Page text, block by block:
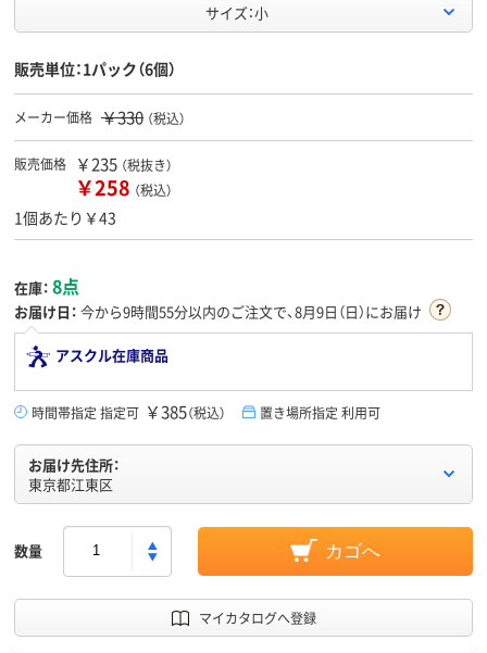
サイズ：小
販売単位：1パック（6個）
メーカー価格 ￥330 （税込）
販売価格 ￥235 （税抜き）
￥258 （税込）
1個あたり￥43
在庫： 8点
お届け日： 今から9時間55分以内のご注文で、8月9日（日）にお届け
アスクル在庫商品
時間帯指定 指定可 ￥385（税込） 置き場所指定 利用可
お届け先住所：
東京都江東区
数量 カゴへ
マイカタログへ登録